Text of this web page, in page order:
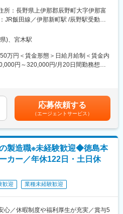
する定期研修（約2ヶ月に1回）
ックスを学べるeラーニング環境あり
順を深く理解し、1年以内を目標に一
要を目指していただきます。
ーとして現場をまとめる「主任・管理
った技術を活かして品質管理（QC）や
自ら選択していける環境です。
力
風』
戦」と考え、主体的に学び、責任感
切にしています。
中で、年功序列で縦割りの組織とは
的に情報を発信し、周囲を巻き込みな
待される環境です。
定基盤×ニーズが高まり続ける点眼薬市
プロを目指せる
さ◎！U・Iターンも歓迎
評価し、将来は工場の中核を担う人材
改善のない工場は衰退していく」をモ
に取り組める方をお待ちしています。
へ充填する作業です。無菌状態を保つ
おりに作業する正確さが求められま
資材を運ぶ際に無菌状態を保つために
所：長野県上伊那郡辰野町大字伊那富
JR飯田線／伊那新町駅 /辰野駅受動喫
の範囲：会社の定める事業所
)、宮木駅
万円＜賃金形態＞日給月給制＜賃金内
円～320,000円/月20日間勤務想定
4カ月分を含みます。■賞与：年2回
給：年1回■モデル年収：係長クラス
安の金額であり、選考を通じて上下
給(月額)は固定手当を含めた表記です。
応募依頼する
（エージェントサービス）
製造職※未経験歓迎◆徳島本
カー／年休122日・土日休
歓迎 業種未経験歓迎
心／休暇制度や福利厚生が充実／賞与5